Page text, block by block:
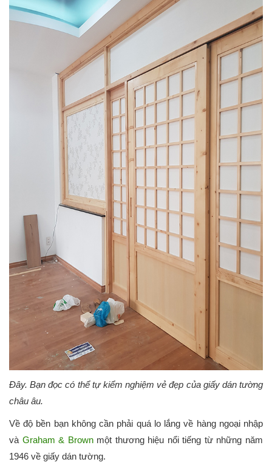
Đây. Bạn đọc có thể tự kiểm nghiệm vẻ đẹp của giấy dán tường
châu âu.
Về độ bền bạn không cần phải quá lo lắng về hàng ngoại nhập
và Graham & Brownmột thương hiệu nổi tiếng từ những năm
1946 về giấy dán tường.